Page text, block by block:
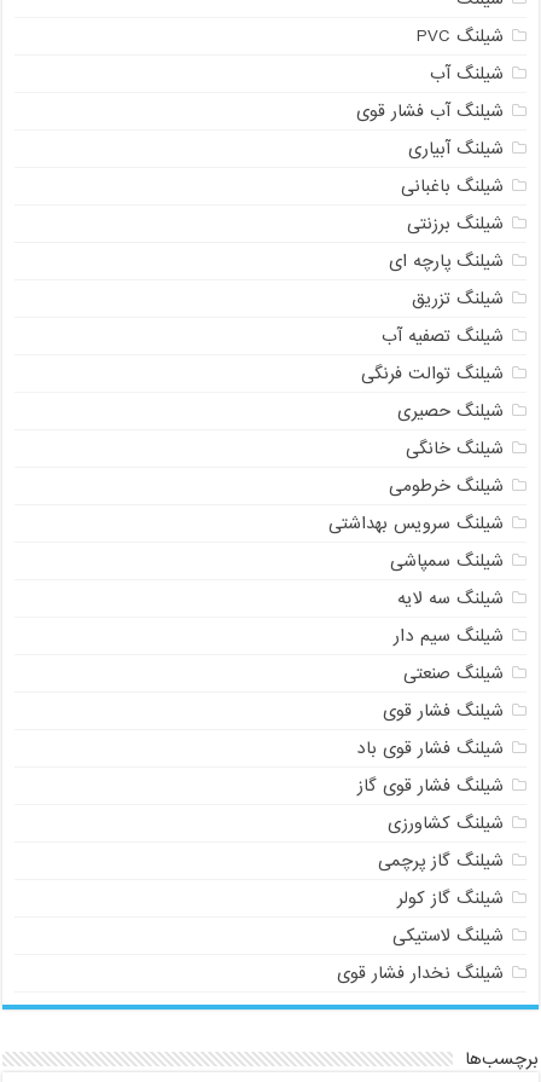
شیلنگ PVC
شیلنگ آب
شیلنگ آب فشار قوی
شیلنگ آبیاری
شیلنگ باغبانی
شیلنگ برزنتی
شیلنگ پارچه ای
شیلنگ تزریق
شیلنگ تصفیه آب
شیلنگ توالت فرنگی
شیلنگ حصیری
شیلنگ خانگی
شیلنگ خرطومی
شیلنگ سرویس بهداشتی
شیلنگ سمپاشی
شیلنگ سه لایه
شیلنگ سیم دار
شیلنگ صنعتی
شیلنگ فشار قوی
شیلنگ فشار قوی باد
شیلنگ فشار قوی گاز
شیلنگ کشاورزی
شیلنگ گاز پرچمی
شیلنگ گاز کولر
شیلنگ لاستیکی
شیلنگ نخدار فشار قوی
برچسب‌ها